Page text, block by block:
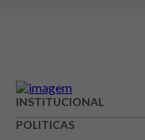
INSTITUCIONAL
POLITICAS